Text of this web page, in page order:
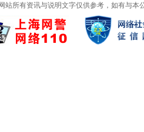
站所有资讯与说明文字仅供参考，如有与本